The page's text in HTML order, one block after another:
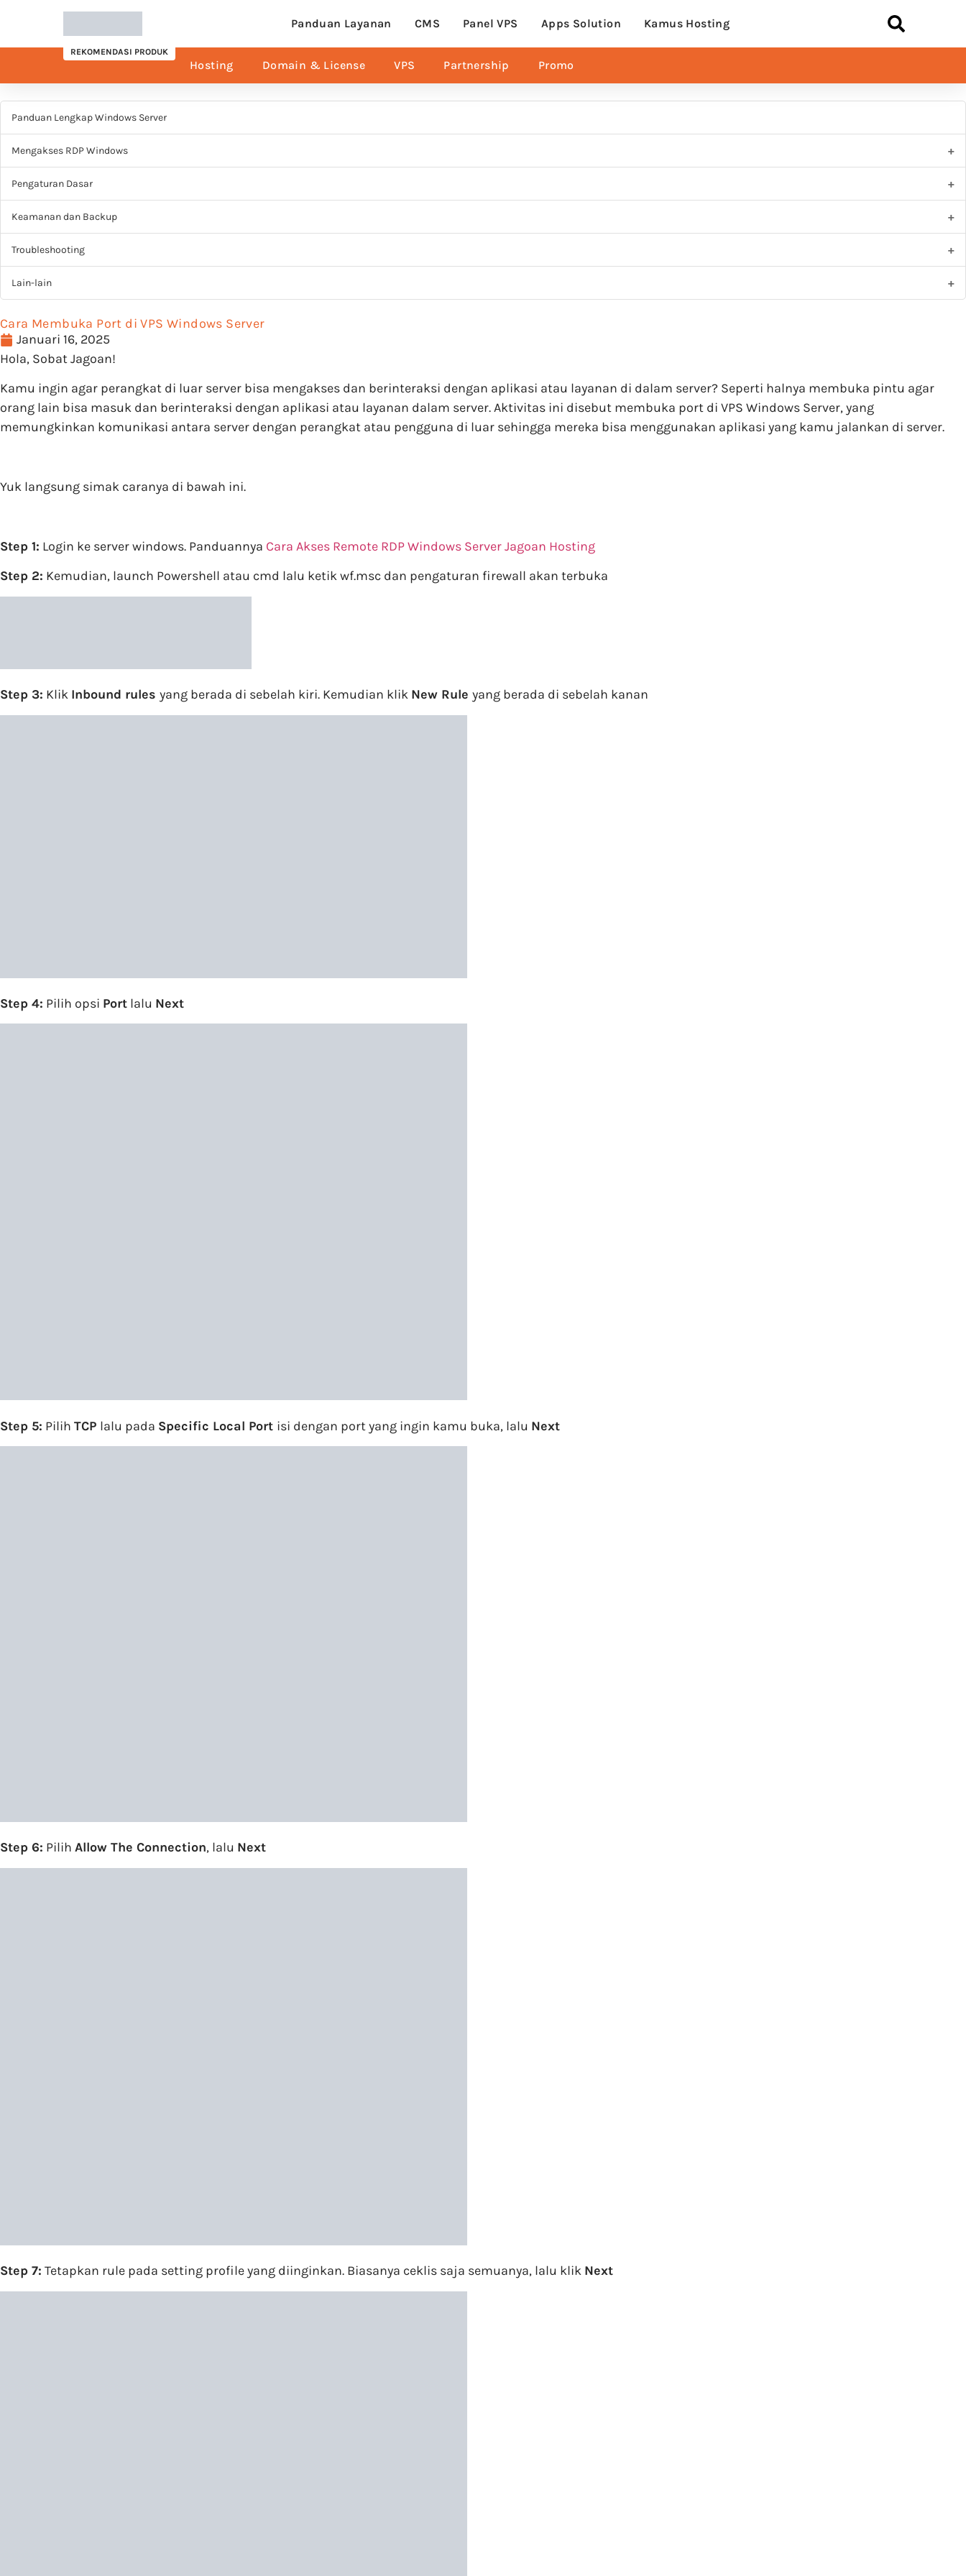
Panduan Layanan CMS Panel VPS Apps Solution Kamus Hosting
REKOMENDASI PRODUK
Hosting Domain & License VPS Partnership Promo
Panduan Lengkap Windows Server
Mengakses RDP Windows
Pengaturan Dasar
Keamanan dan Backup
Troubleshooting
Lain-lain
Cara Membuka Port di VPS Windows Server
Januari 16, 2025
Hola, Sobat Jagoan!
Kamu ingin agar perangkat di luar server bisa mengakses dan berinteraksi dengan aplikasi atau layanan di dalam server? Seperti halnya membuka pintu agar
orang lain bisa masuk dan berinteraksi dengan aplikasi atau layanan dalam server. Aktivitas ini disebut membuka port di VPS Windows Server, yang
memungkinkan komunikasi antara server dengan perangkat atau pengguna di luar sehingga mereka bisa menggunakan aplikasi yang kamu jalankan di server.
Yuk langsung simak caranya di bawah ini.
Step 1: Login ke server windows. Panduannya Cara Akses Remote RDP Windows Server Jagoan Hosting
Step 2: Kemudian, launch Powershell atau cmd lalu ketik wf.msc dan pengaturan firewall akan terbuka
Step 3: Klik Inbound rules yang berada di sebelah kiri. Kemudian klik New Rule yang berada di sebelah kanan
Step 4: Pilih opsi Port lalu Next
Step 5: Pilih TCP lalu pada Specific Local Port isi dengan port yang ingin kamu buka, lalu Next
Step 6: Pilih Allow The Connection, lalu Next
Step 7: Tetapkan rule pada setting profile yang diinginkan. Biasanya ceklis saja semuanya, lalu klik Next